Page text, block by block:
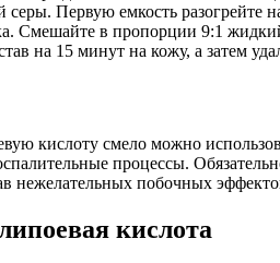
серы. Первую емкость разогрейте
Смешайте в пропорции 9:1 жидкий
на 15 минут на кожу, а затем
кислоту смело можно
процессы.
нежелательных побочных
кислота